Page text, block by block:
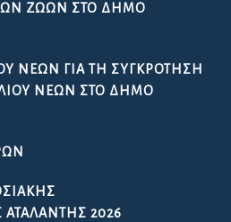
ΖΏΩΝ ΣΤΟ ΔΉΜΟ
ΝΈΩΝ ΓΙΑ ΤΗ ΣΥΓΚΡΌΤΗΣΗ
ΝΈΩΝ ΣΤΟ ΔΉΜΟ
2026